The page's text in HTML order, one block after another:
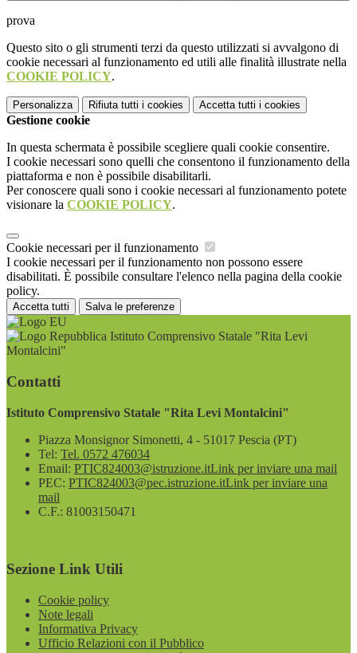
prova
Questo sito o gli strumenti terzi da questo utilizzati si avvalgono di
cookie necessari al funzionamento ed utili alle finalità illustrate nella
COOKIE POLICY.
Personalizza Rifiuta tutti i cookies Accetta tutti i cookies
Gestione cookie
In questa schermata è possibile scegliere quali cookie consentire.
I cookie necessari sono quelli che consentono il funzionamento della
piattaforma e non è possibile disabilitarli.
Per conoscere quali sono i cookie necessari al funzionamento potete
visionare la COOKIE POLICY.
Cookie necessari per il funzionamento
I cookie necessari per il funzionamento non possono essere
disabilitati. È possibile consultare l'elenco nella pagina della cookie
policy.
Accetta tutti Salva le preferenze
Istituto Comprensivo Statale "Rita Levi
Montalcini"
Contatti
Istituto Comprensivo Statale "Rita Levi Montalcini"
Piazza Monsignor Simonetti, 4 - 51017 Pescia (PT)
Tel: Tel. 0572 476034
Email: PTIC824003@istruzione.itLink per inviare una mail
PEC: PTIC824003@pec.istruzione.itLink per inviare una
mail
C.F.: 81003150471
Sezione Link Utili
Cookie policy
Note legali
Informativa Privacy
Ufficio Relazioni con il Pubblico